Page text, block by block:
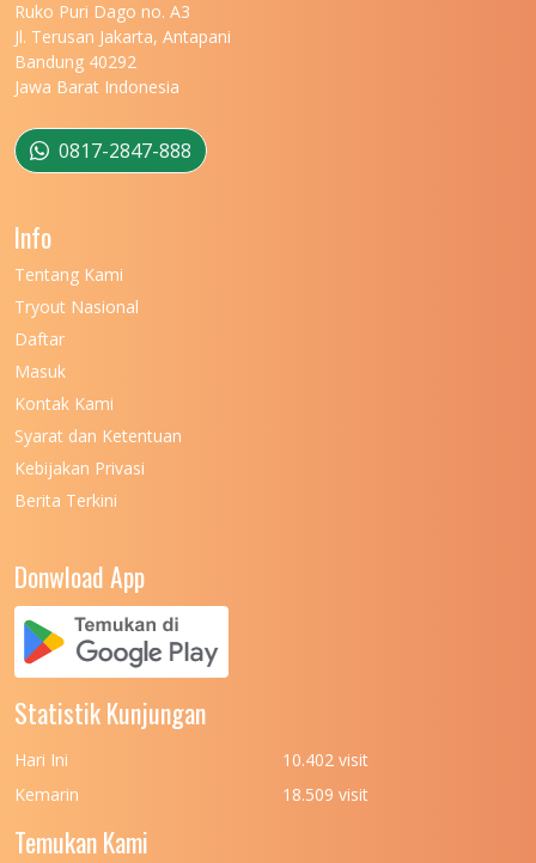
UNIVERSITAS MARITIM RAJA ALI HAJI
UNIVERSITAS MATARAM
UNIVERSITAS MULAWARMAN
UNIVERSITAS MUSAMUS
UNIVERSITAS NEGERI KHAIRUN
UNIVERSITAS NEGERI MANADO
UNIVERSITAS NEGERI MEDAN
UNIVERSITAS NEGERI PADANG
UNIVERSITAS NUSA CENDANA
UNIVERSITAS PADJADJARAN
UNIVERSITAS PATTIMURA
(UPN) VETERAN JAKARTA
UNIVERSITAS PEMBANGUNAN NASIONAL
Ruko Puri Dago no. A3
Jl. Terusan Jakarta, Antapani
Bandung 40292
Jawa Barat Indonesia
0817-2847-888
Info
Tentang Kami
Tryout Nasional
Daftar
Masuk
Kontak Kami
Syarat dan Ketentuan
Kebijakan Privasi
Berita Terkini
Donwload App
Statistik Kunjungan
Hari Ini
10.402 visit
Kemarin
18.509 visit
Temukan Kami